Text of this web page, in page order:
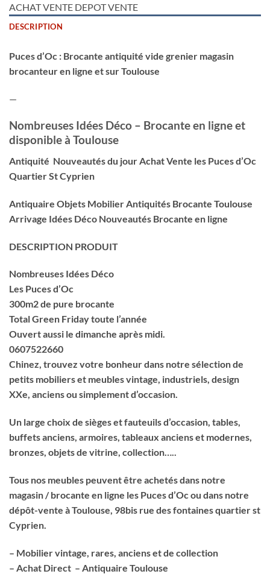
ACHAT VENTE DEPOT VENTE
DESCRIPTION
Puces d’Oc : Brocante antiquité vide grenier magasin
brocanteur en ligne et sur Toulouse
—
Nombreuses Idées Déco – Brocante en ligne et
disponible à Toulouse
Antiquité Nouveautés du jour Achat Vente les Puces d’Oc
Quartier St Cyprien
Antiquaire Objets Mobilier Antiquités Brocante Toulouse
Arrivage Idées Déco Nouveautés Brocante en ligne
DESCRIPTION PRODUIT
Nombreuses Idées Déco
Les Puces d’Oc
300m2 de pure brocante
Total Green Friday toute l’année
Ouvert aussi le dimanche après midi.
0607522660
Chinez, trouvez votre bonheur dans notre sélection de
petits mobiliers et meubles vintage, industriels, design
XXe, anciens ou simplement d’occasion.
Un large choix de sièges et fauteuils d’occasion, tables,
buffets anciens, armoires, tableaux anciens et modernes,
bronzes, objets de vitrine, collection…..
Tous nos meubles peuvent être achetés dans notre
magasin / brocante en ligne les Puces d’Oc ou dans notre
dépôt-vente à Toulouse, 98bis rue des fontaines quartier st
Cyprien.
– Mobilier vintage, rares, anciens et de collection
– Achat Direct – Antiquaire Toulouse